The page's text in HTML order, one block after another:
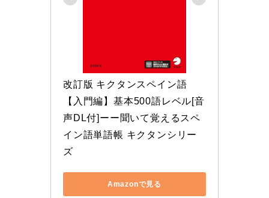
改訂版 キクタンスペイン語
【入門編】基本500語レベル[音
声DL付]ーー聞いて覚えるスペ
イン語単語帳 キクタンシリー
ズ
Amazonで見る